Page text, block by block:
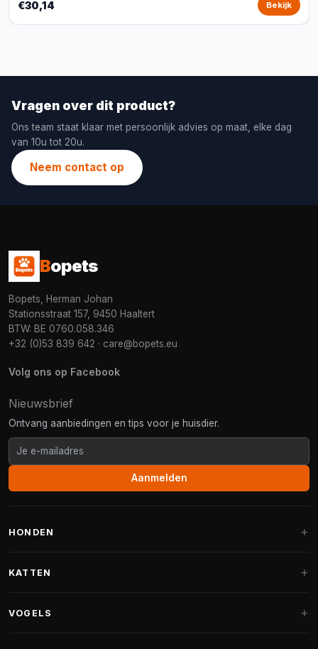
€30,14 Bekijk
Vragen over dit product?
Ons team staat klaar met persoonlijk advies op maat, elke dag
van 10u tot 20u.
Neem contact op
Bopets
Bopets, Herman Johan
Stationsstraat 157, 9450 Haaltert
BTW: BE 0760.058.346
+32 (0)53 839 642 · care@bopets.eu
Volg ons op Facebook
Nieuwsbrief
Ontvang aanbiedingen en tips voor je huisdier.
Aanmelden
HONDEN
Fantail hondenmanden
KATTEN
VOGELS